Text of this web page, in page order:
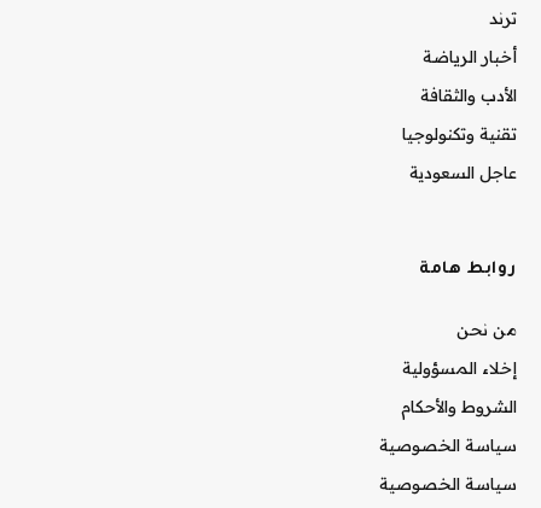
ترند
أخبار الرياضة
الأدب والثقافة
تقنية وتكنولوجيا
عاجل السعودية
روابط هامة
من نحن
إخلاء المسؤولية
الشروط والأحكام
سياسة الخصوصية
سياسة الخصوصية